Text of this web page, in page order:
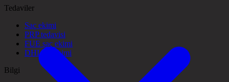
Tedaviler
Saç ekimi
PRP tedavisi
FUE saç ekimi
DHI saç ekimi
Bilgi